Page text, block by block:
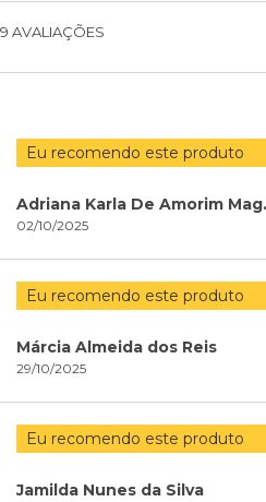
9 AVALIAÇÕES
Eu recomendo este produto
02/10/2025
Eu recomendo este produto
Márcia Almeida dos Reis
29/10/2025
Eu recomendo este produto
Jamilda Nunes da Silva